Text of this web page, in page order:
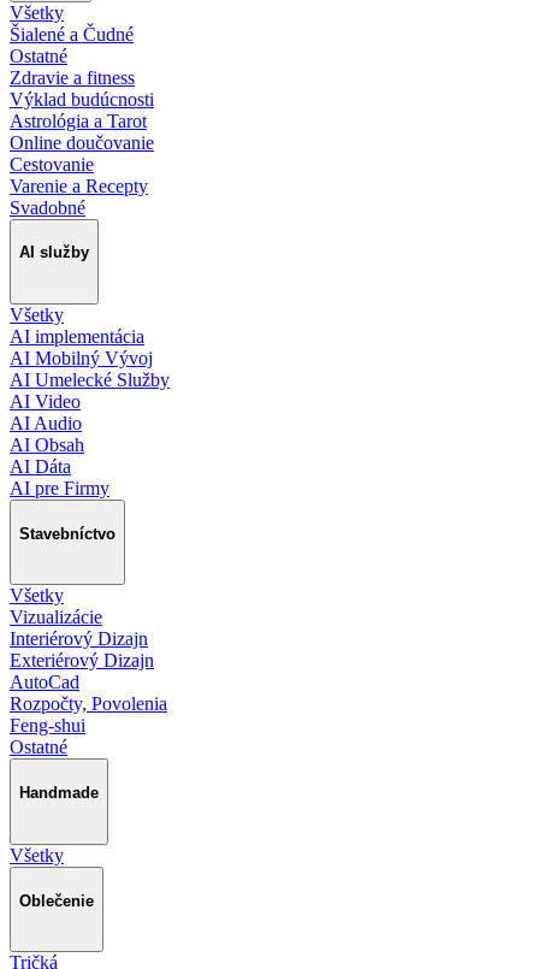
Všetky
Šialené a Čudné
Ostatné
Zdravie a fitness
Výklad budúcnosti
Astrológia a Tarot
Online doučovanie
Cestovanie
Varenie a Recepty
Svadobné
AI služby
Všetky
AI implementácia
AI Mobilný Vývoj
AI Umelecké Služby
AI Video
AI Audio
AI Obsah
AI Dáta
AI pre Firmy
Stavebníctvo
Všetky
Vizualizácie
Interiérový Dizajn
Exteriérový Dizajn
AutoCad
Rozpočty, Povolenia
Feng-shui
Ostatné
Handmade
Všetky
Oblečenie
Tričká